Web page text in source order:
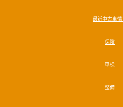
最新中古車情
保険
車検
整備